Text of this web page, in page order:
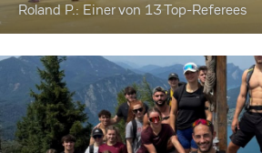
Roland P.: Einer von 13 Top-Referees